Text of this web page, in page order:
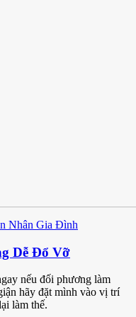
Nhân Gia Đình
Dễ Đổ Vỡ
nếu đối phương làm
hãy đặt mình vào vị trí
làm thế.